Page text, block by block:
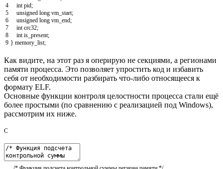
4
5
6
7
8
9
int pid;
unsigned long vm_start;
unsigned long vm_end;
int crc32;
int is_present;
} memory_list;
Как видите, на этот раз я оперирую не секциями, а регионами
памяти процесса. Это позволяет упростить код и избавить
себя от необходимости разбирать что-либо относящееся к
формату ELF.
Основные функции контроля целостности процесса стали ещё
более простыми (по сравнению с реализацией под Windows),
рассмотрим их ниже.
C